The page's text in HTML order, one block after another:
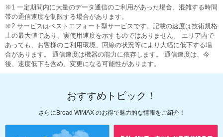
※1 一定期間内に大量のデータ通信のご利用があった場合、混雑する時間
帯の通信速度を制限する場合があります。
※2 サービスはベストエフォート型サービスです。記載の速度は技術規格
上の最大値であり、実使用速度を示すものではありません。 エリア内で
あっても、お客様のご利用環境、回線の状況等により大幅に低下する場
合があります。 通信速度は機器の能力に依存します。 通信速度は、今
後、速度低下も含め、変更になる可能性があります。
おすすめトピック！
さらにBroad WiMAX のお得で魅力的な情報をご紹介！